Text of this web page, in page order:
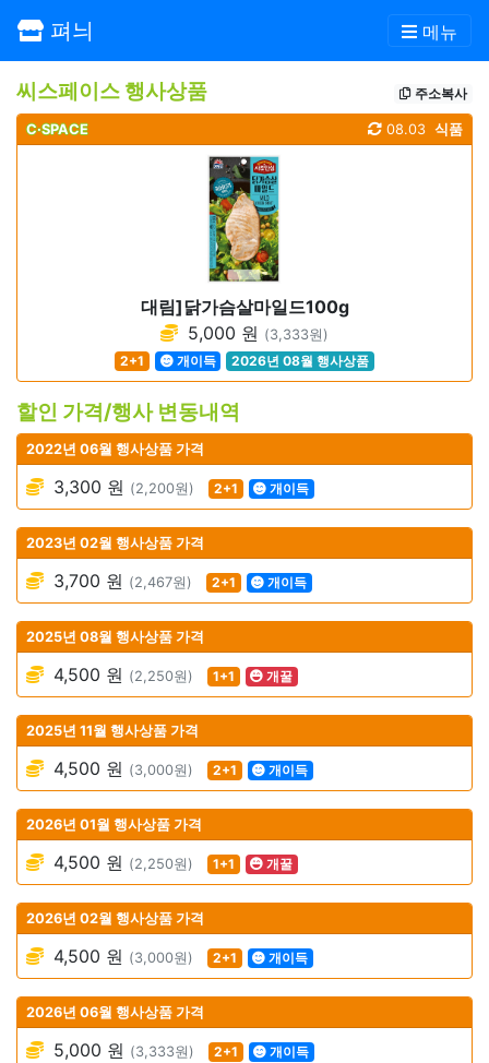
펴늬 메뉴
씨스페이스 행사상품 주소복사
C·SPACE 식품
08.03
대림]닭가슴살마일드100g
5,000 원 (3,333원)
2+1
개이득 2026년 08월 행사상품
할인 가격/행사 변동내역
2022년 06월 행사상품 가격
3,300 원 (2,200원) 2+1 개이득
2023년 02월 행사상품 가격
3,700 원 (2,467원) 2+1 개이득
2025년 08월 행사상품 가격
4,500 원 (2,250원) 1+1 개꿀
2025년 11월 행사상품 가격
4,500 원 (3,000원) 2+1 개이득
2026년 01월 행사상품 가격
4,500 원 (2,250원) 1+1 개꿀
2026년 02월 행사상품 가격
4,500 원 (3,000원) 2+1 개이득
2026년 06월 행사상품 가격
5,000 원 (3,333원) 2+1 개이득